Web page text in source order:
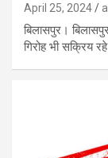
April 25, 2024
बिलासपुर।
गिरोह भी सक्रिय